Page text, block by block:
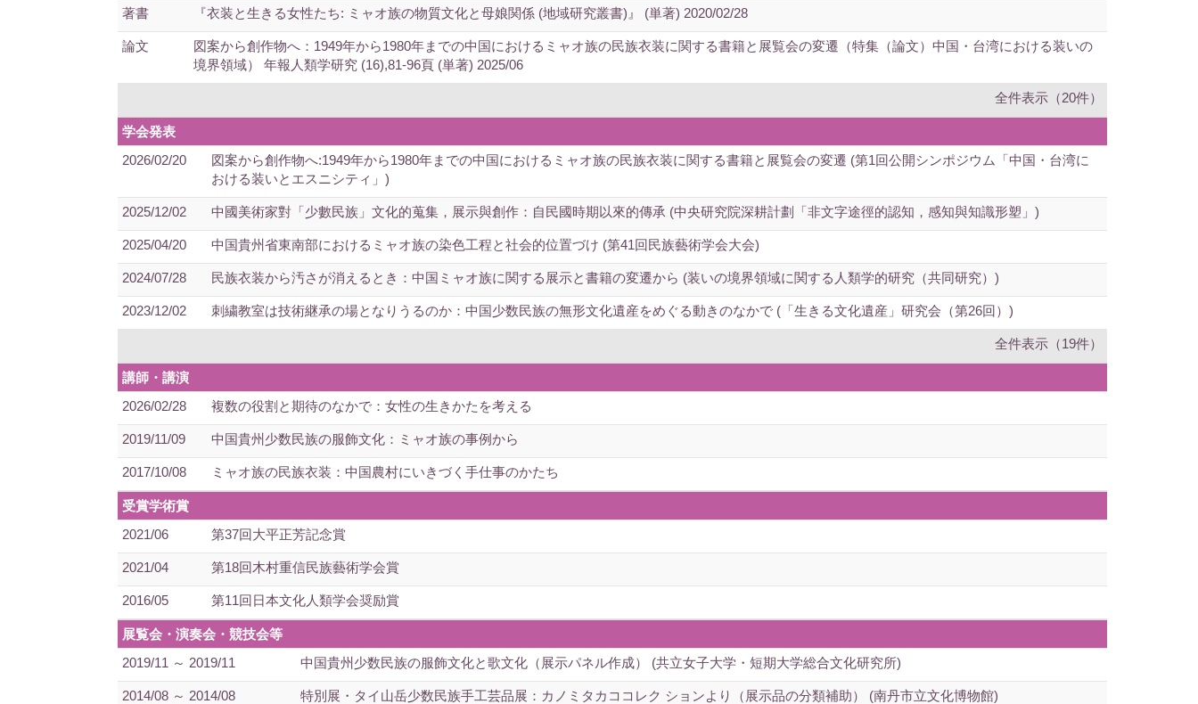
著書 『衣装と生きる女性たち: ミャオ族の物質文化と母娘関係 (地域研究叢書)』 (単著) 2020/02/28
論文
図案から創作物へ：1949年から1980年までの中国におけるミャオ族の民族衣装に関する書籍と展覧会の変遷（特集（論文）中国・台湾における装いの
境界領域） 年報人類学研究 (16),81-96頁 (単著) 2025/06
全件表示（20件）
学会発表
2026/02/20
図案から創作物へ:1949年から1980年までの中国におけるミャオ族の民族衣装に関する書籍と展覧会の変遷 (第1回公開シンポジウム「中国・台湾に
おける装いとエスニシティ」)
2025/12/02 中國美術家對「少數民族」文化的蒐集，展示與創作：自民國時期以來的傳承 (中央研究院深耕計劃「非文字途徑的認知，感知與知識形塑」)
2025/04/20 中国貴州省東南部におけるミャオ族の染色工程と社会的位置づけ (第41回民族藝術学会大会)
2024/07/28 民族衣装から汚さが消えるとき：中国ミャオ族に関する展示と書籍の変遷から (装いの境界領域に関する人類学的研究（共同研究）)
2023/12/02 刺繍教室は技術継承の場となりうるのか：中国少数民族の無形文化遺産をめぐる動きのなかで (「生きる文化遺産」研究会（第26回）)
全件表示（19件）
講師・講演
2026/02/28
複数の役割と期待のなかで：女性の生きかたを考える
2019/11/09 中国貴州少数民族の服飾文化：ミャオ族の事例から
2017/10/08 ミャオ族の民族衣装：中国農村にいきづく手仕事のかたち
受賞学術賞
2021/06
第37回大平正芳記念賞
2021/04 第18回木村重信民族藝術学会賞
2016/05 第11回日本文化人類学会奨励賞
展覧会・演奏会・競技会等
2019/11 ～ 2019/11
中国貴州少数民族の服飾文化と歌文化（展示パネル作成） (共立女子大学・短期大学総合文化研究所)
2014/08 ～ 2014/08 特別展・タイ山岳少数民族手工芸品展：カノミタカココレク ションより（展示品の分類補助） (南丹市立文化博物館)